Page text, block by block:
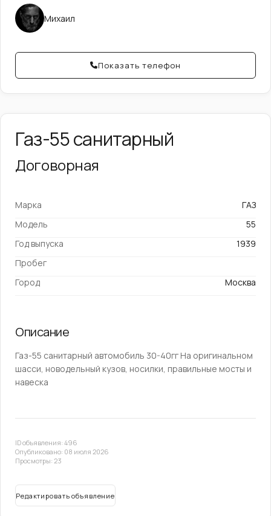
Михаил
Показать телефон
Газ-55 санитарный
Договорная
Марка
ГАЗ
Модель
55
Год выпуска
1939
Пробег
Город
Москва
Описание
Газ-55 санитарный автомобиль 30-40гг На оригинальном
шасси, новодельный кузов, носилки, правильные мосты и
навеска
ID объявления: 496
Опубликовано: 08 июля 2026
Просмотры: 23
Редактировать объявление